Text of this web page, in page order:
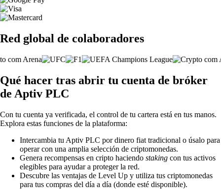
Red global de colaboradores
Qué hacer tras abrir tu cuenta de bróker
de Aptiv PLC
Con tu cuenta ya verificada, el control de tu cartera está en tus manos.
Explora estas funciones de la plataforma:
Intercambia tu Aptiv PLC por dinero fiat tradicional o úsalo para
operar con una amplia selección de criptomonedas.
Genera recompensas en cripto haciendo staking con tus activos
elegibles para ayudar a proteger la red.
Descubre las ventajas de Level Up y utiliza tus criptomonedas
para tus compras del día a día (donde esté disponible).